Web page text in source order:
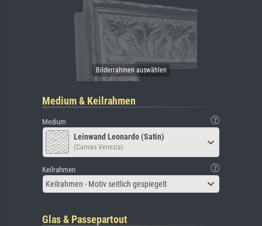
Medium & Keilrahmen
Medium
Leinwand Leonardo (Satin)
(Canvas Venezia)
Keilrahmen
Keilrahmen - Motiv seitlich gespiegelt
Glas & Passepartout